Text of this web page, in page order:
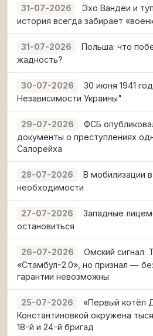
31-07-2026
Эхо Вандеи и
история всегда забирает
31-07-2026
Польша: что
жадность?
30-07-2026
30 июня 1941
Независимости Украины"
29-07-2026
ФСБ
документы о преступлениях
Салорейха
28-07-2026
В мобилизации
необходимости
27-07-2026
Западные
остановиться
26-07-2026
Омский сигнал:
«Стамбул-2.0», но признал —
гарантии невозможны
25-07-2026
«Первый котёл
Константиновкой окружена
18-й и 24-й бригад